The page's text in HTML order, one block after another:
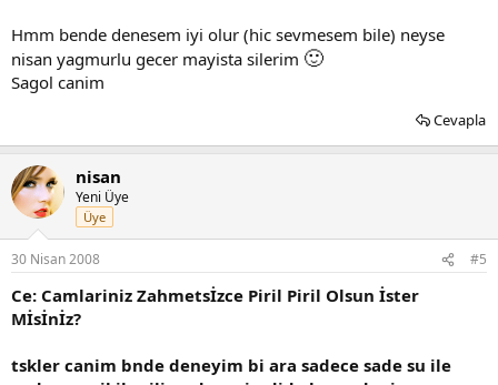
Hmm bende denesem iyi olur (hic sevmesem bile) neyse
nisan yagmurlu gecer mayista silerim 🙂
Sagol canim
Cevapla
nisan
Yeni Üye
Üye
30 Nisan 2008 #5
Ce: Camlariniz Zahmetsİzce Piril Piril Olsun İster
Mİsİnİz?
tskler canim bnde deneyim bi ara sadece sade su ile